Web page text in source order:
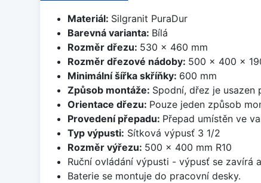
Materiál: Silgranit PuraDur
Barevná varianta: Bílá
Rozměr dřezu: 530 x 460 mm
Rozměr dřezové nádoby: 500 x 400 x
Minimální šířka skříňky: 600 mm
Způsob montáže: Spodní, dřez je usazen
Orientace dřezu: Pouze jeden způsob
Provedení přepadu: Přepad umístěn ve
Typ výpusti: Sítková výpusť 3 1/2
Rozměr výřezu: 500 x 400 mm R10
Ruční ovládání výpusti - výpusť se zavírá
Baterie se montuje do pracovní desky.